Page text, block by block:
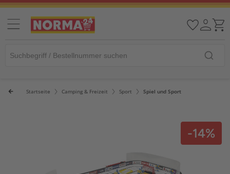
Startseite Camping & Freizeit Sport Spiel und Sport
-14%